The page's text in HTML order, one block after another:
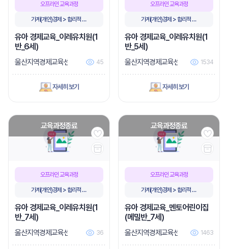
오프라인 교육과정
가계(개인)경제 > 합리적 소
유아 경제교육_이레유치원(1
반_6세)
울산지역경제교육센터 45
자세히 보기
오프라인 교육과정
가계(개인)경제 > 합리적 소
유아 경제교육_이레유치원(1
반_5세)
울산지역경제교육센터 1534
자세히 보기
교육과정종료
오프라인 교육과정
가계(개인)경제 > 합리적 소
유아 경제교육_이레유치원(1
반_7세)
울산지역경제교육센터 36
교육과정종료
오프라인 교육과정
가계(개인)경제 > 합리적 소
유아 경제교육_멘토어린이집
(메밀반_7세)
울산지역경제교육센터 1463